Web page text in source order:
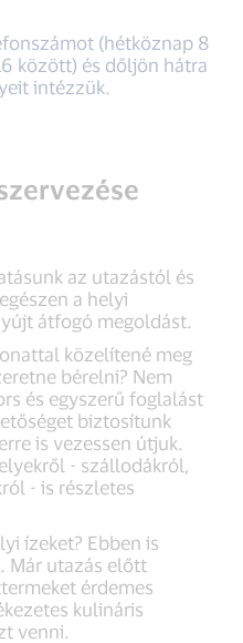
(hétköznap 8
között) és dőljön hátra
intézzük.
az utazástól és
a helyi
átfogó megoldást.
közelítené meg
bérelni? Nem
és egyszerű foglalást
biztosítunk
is vezessen útjuk.
- szállodákról,
- is részletes
ízeket? Ebben is
Már utazás előtt
érdemes
kulináris
venni.